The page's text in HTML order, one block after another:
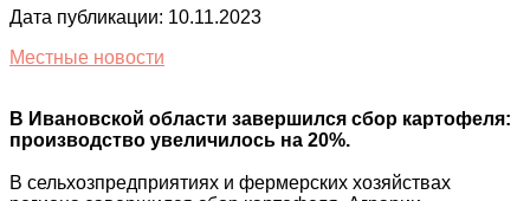
Дата публикации: 10.11.2023
Местные новости
В Ивановской области завершился сбор картофеля:
производство увеличилось на 20%.
В сельхозпредприятиях и фермерских хозяйствах